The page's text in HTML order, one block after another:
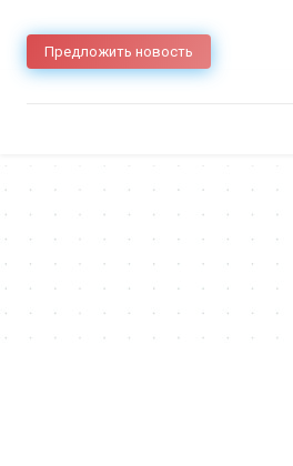
Предложить новость